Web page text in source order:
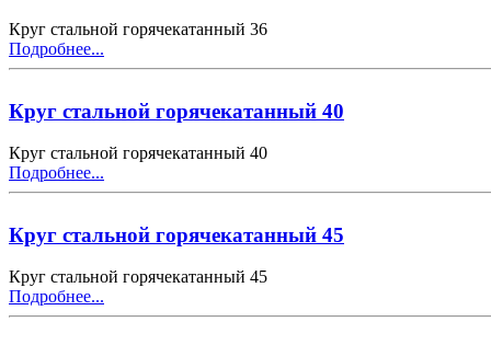
Круг стальной горячекатанный 36
Подробнее...
Круг стальной горячекатанный 40
Круг стальной горячекатанный 40
Подробнее...
Круг стальной горячекатанный 45
Круг стальной горячекатанный 45
Подробнее...